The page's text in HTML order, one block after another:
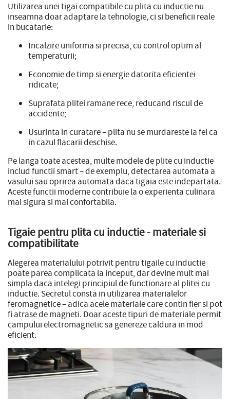
Utilizarea unei tigai compatibile cu plita cu inductie nu
inseamna doar adaptare la tehnologie, ci si beneficii reale
in bucatarie:
Incalzire uniforma si precisa, cu control optim al
temperaturii;
Economie de timp si energie datorita eficientei
ridicate;
Suprafata plitei ramane rece, reducand riscul de
accidente;
Usurinta in curatare – plita nu se murdareste la fel ca
in cazul flacarii deschise.
Pe langa toate acestea, multe modele de plite cu inductie
includ functii smart – de exemplu, detectarea automata a
vasului sau oprirea automata daca tigaia este indepartata.
Aceste functii moderne contribuie la o experienta culinara
mai sigura si mai confortabila.
Tigaie pentru plita cu inductie - materiale si
compatibilitate
Alegerea materialului potrivit pentru tigaile cu inductie
poate parea complicata la inceput, dar devine mult mai
simpla daca intelegi principiul de functionare al plitei cu
inductie. Secretul consta in utilizarea materialelor
feromagnetice – adica acele materiale care contin fier si pot
fi atrase de magneti. Doar aceste tipuri de materiale permit
campului electromagnetic sa genereze caldura in mod
eficient.